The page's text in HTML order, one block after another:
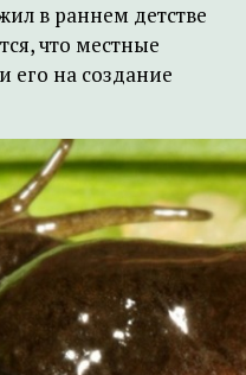
в раннем детстве
что местные
его на создание